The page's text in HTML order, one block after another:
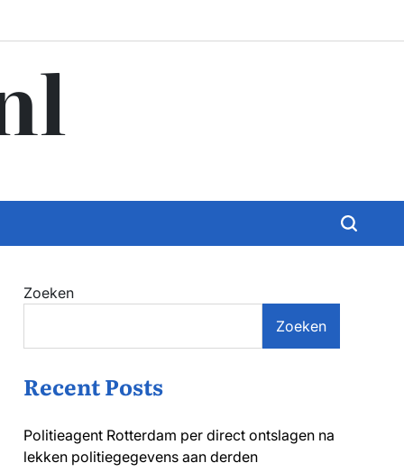
Zoeken
Zoeken
Recent Posts
Politieagent Rotterdam per direct ontslagen na
lekken politiegegevens aan derden